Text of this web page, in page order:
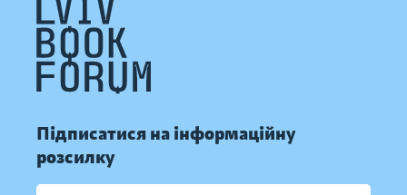
Підписатися на інформаційну
розсилку